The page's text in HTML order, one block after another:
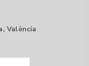
València